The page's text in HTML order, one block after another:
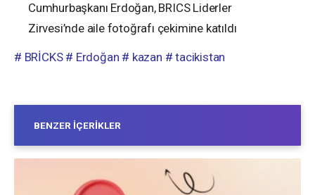
Cumhurbaşkanı Erdoğan, BRICS Liderler
Zirvesi’nde aile fotoğrafı çekimine katıldı
# BRİCKS # Erdoğan # kazan # tacikistan
BENZER İÇERIKLER